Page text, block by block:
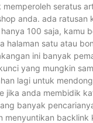
memperoleh seratus
anda. ada ratusan
100 saja, kamu
halaman satu atau
ini banyak
yang mungkin
lagi untuk
jika anda membidik
banyak
menyuntikan